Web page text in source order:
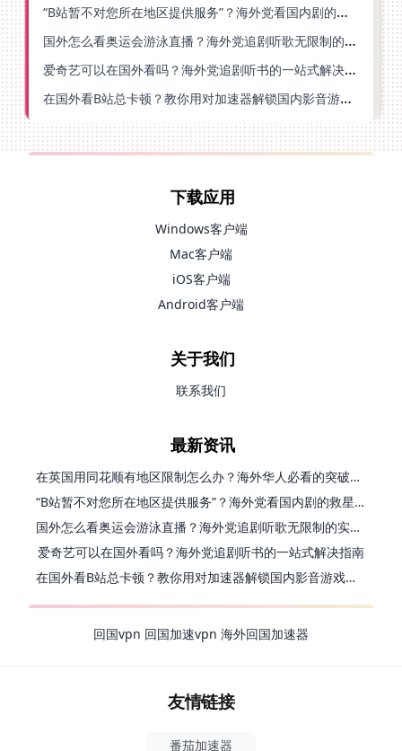
“B站暂不对您所在地区提供服务”？海外党看国内剧的救星来了！
国外怎么看奥运会游泳直播？海外党追剧听歌无限制的实用指南
爱奇艺可以在国外看吗？海外党追剧听书的一站式解决指南
在国外看B站总卡顿？教你用对加速器解锁国内影音游戏自由
下载应用
Windows客户端
Mac客户端
iOS客户端
Android客户端
关于我们
联系我们
最新资讯
在英国用同花顺有地区限制怎么办？海外华人必看的突破指南（附小说影音技巧）
“B站暂不对您所在地区提供服务”？海外党看国内剧的救星来了！
国外怎么看奥运会游泳直播？海外党追剧听歌无限制的实用指南
爱奇艺可以在国外看吗？海外党追剧听书的一站式解决指南
在国外看B站总卡顿？教你用对加速器解锁国内影音游戏自由
回国vpn 回国加速vpn 海外回国加速器
友情链接
番茄加速器